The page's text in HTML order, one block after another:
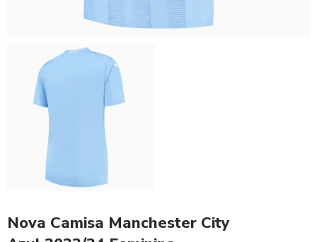
Nova Camisa Manchester City